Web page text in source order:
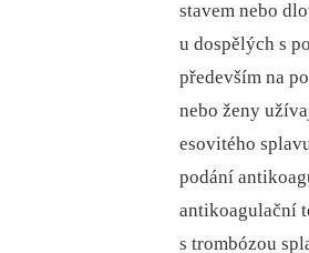
stavem nebo
u dospělých s
především na
nebo ženy
esovitého
podání
antikoagulační
s trombózou